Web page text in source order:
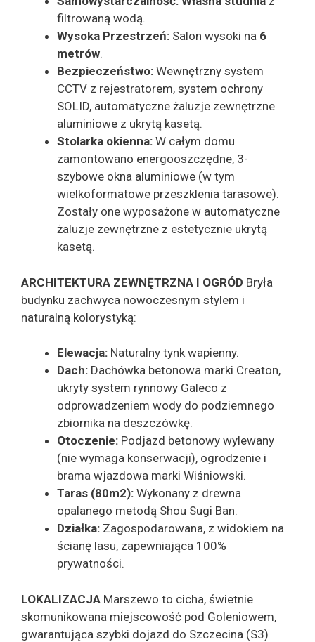
filtrowaną wodą.
Wysoka Przestrzeń: Salon wysoki na 6
metrów.
Bezpieczeństwo: Wewnętrzny system
CCTV z rejestratorem, system ochrony
SOLID, automatyczne żaluzje zewnętrzne
aluminiowe z ukrytą kasetą.
Stolarka okienna: W całym domu
zamontowano energooszczędne, 3-
szybowe okna aluminiowe (w tym
wielkoformatowe przeszklenia tarasowe).
Zostały one wyposażone w automatyczne
żaluzje zewnętrzne z estetycznie ukrytą
kasetą.
ARCHITEKTURA ZEWNĘTRZNA I OGRÓD Bryła
budynku zachwyca nowoczesnym stylem i
naturalną kolorystyką:
Elewacja: Naturalny tynk wapienny.
Dach: Dachówka betonowa marki Creaton,
ukryty system rynnowy Galeco z
odprowadzeniem wody do podziemnego
zbiornika na deszczówkę.
Otoczenie: Podjazd betonowy wylewany
(nie wymaga konserwacji), ogrodzenie i
brama wjazdowa marki Wiśniowski.
Taras (80m2): Wykonany z drewna
opalanego metodą Shou Sugi Ban.
Działka: Zagospodarowana, z widokiem na
ścianę lasu, zapewniająca 100%
prywatności.
LOKALIZACJA Marszewo to cicha, świetnie
skomunikowana miejscowość pod Goleniowem,
gwarantująca szybki dojazd do Szczecina (S3)